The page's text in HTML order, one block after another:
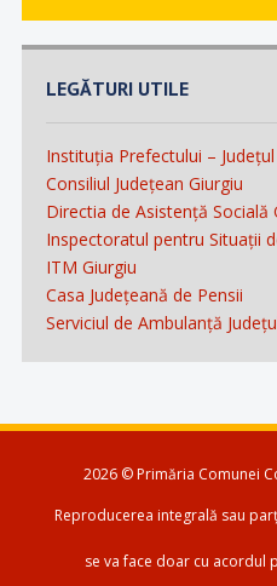
LEGĂTURI UTILE
Instituția Prefectului –
Consiliul Județean Giurgiu
Directia de Asistență Socială
Inspectoratul pentru Situații
ITM Giurgiu
Casa Județeană de Pensii
Serviciul de Ambulanță
2026 © Primăria Comunei
Reproducerea integrală sau
se va face doar cu acordul